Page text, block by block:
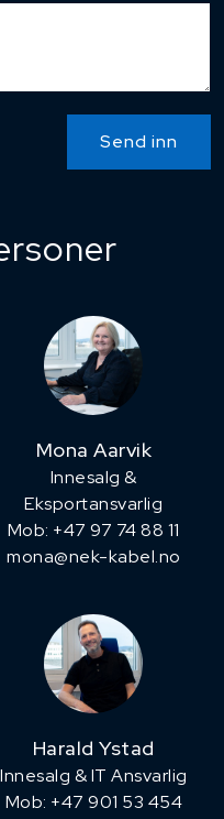
Send inn
Mona Aarvik
Innesalg &
Eksportansvarlig
Mob: +47 97 74 88 11
mona@nek-kabel.no
Harald Ystad
Innesalg & IT Ansvarlig
Mob: +47 901 53 454